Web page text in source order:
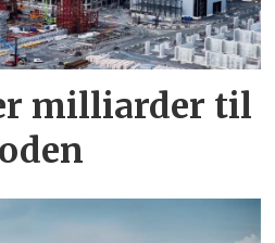
milliarder til